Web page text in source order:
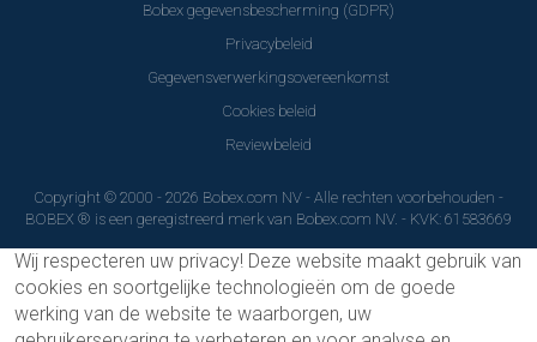
Bobex gegevensbescherming (GDPR)
Privacybeleid
Gegevensverwerkingsovereenkomst
Cookies beleid
Reviewbeleid
Copyright © 2000 - 2026 Bobex.com NV - Alle rechten voorbehouden -
BOBEX ® is een geregistreerd merk van Bobex.com NV. - KVK: 61583669
Wij respecteren uw privacy! Deze website maakt gebruik van
cookies en soortgelijke technologieën om de goede
werking van de website te waarborgen, uw